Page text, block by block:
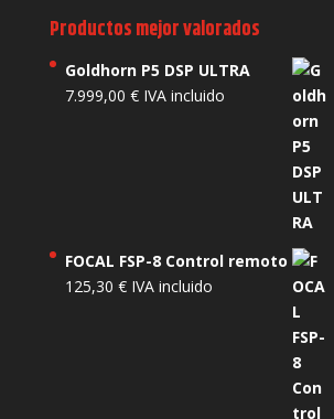
Productos mejor valorados
Goldhorn P5 DSP ULTRA
7.999,00 € IVA incluido
FOCAL FSP-8 Control remoto
125,30 € IVA incluido